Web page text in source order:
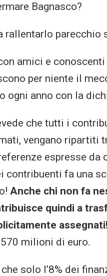
Bagnasco?
rallentarlo parecchio
amici e
per niente il
ogni anno con la
che tutti i
vengano ripartiti
espresse da
contribuenti fa una
Anche chi non fa
quindi a
assegnati!
milioni di euro.
solo l’8% dei